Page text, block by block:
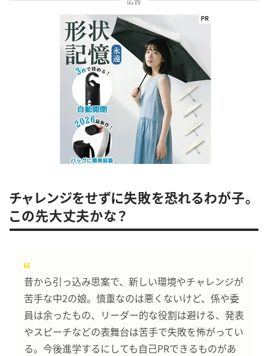
チャレンジをせずに失敗を恐れるわが子。
この先大丈夫かな？
昔から引っ込み思案で、新しい環境やチャレンジが
苦手な中2の娘。慎重なのは悪くないけど、係や委
員は余ったもの、リーダー的な役割は避ける、発表
やスピーチなどの表舞台は苦手で失敗を怖がってい
る。今後進学するにしても自己PRできるものがあ